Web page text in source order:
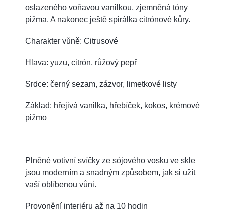
oslazeného voňavou vanilkou, zjemněná tóny
pižma. A nakonec ještě spirálka citrónové kůry.
Charakter vůně: Citrusové
Hlava: yuzu, citrón, růžový pepř
Srdce: černý sezam, zázvor, limetkové listy
Základ: hřejivá vanilka, hřebíček, kokos, krémové
pižmo
Plněné votivní svíčky ze sójového vosku ve skle
jsou moderním a snadným způsobem, jak si užít
vaší oblíbenou vůni.
Provonění interiéru až na 10 hodin